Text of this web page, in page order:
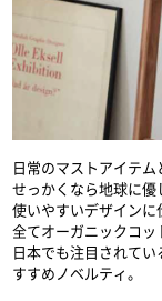
日常のマストアイテム
せっかくなら地球に優
使いやすいデザインに
全てオーガニックコッ
日本でも注目されて
すすめノベルティ。